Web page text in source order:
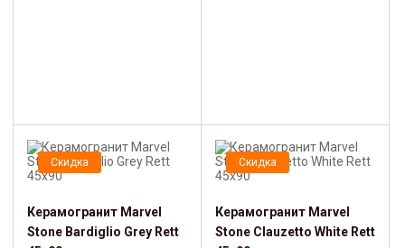
Скидка
Керамогранит Marvel
Stone Bardiglio Grey Rett
Скидка
Керамогранит Marvel
Stone Clauzetto White Rett